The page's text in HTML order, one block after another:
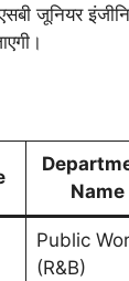
जूनियर
Name
Public
(R&B)